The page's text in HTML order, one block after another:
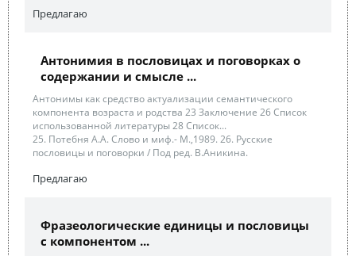
Предлагаю
Антонимия в пословицах и поговорках о
содержании и смысле ...
Антонимы как средство актуализации семантического
компонента возраста и родства 23 Заключение 26 Список
использованной литературы 28 Список...
25. Потебня А.А. Слово и миф.- М.,1989. 26. Русские
пословицы и поговорки / Под ред. В.Аникина.
Предлагаю
Фразеологические единицы и пословицы
с компонентом ...